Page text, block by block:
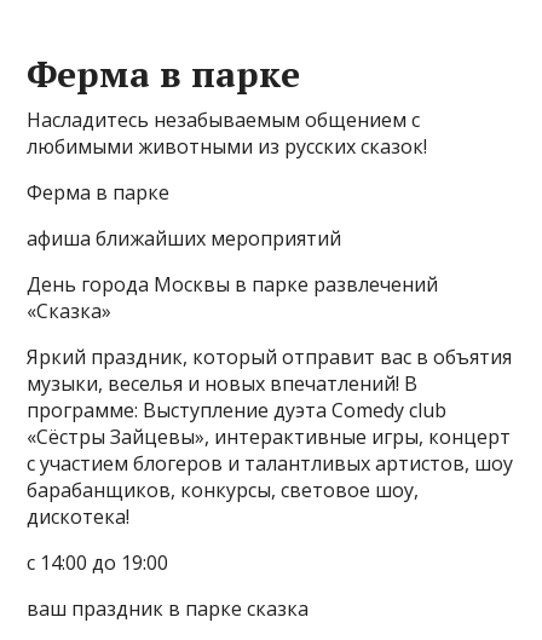
Ферма в парке
Насладитесь незабываемым общением с
любимыми животными из русских сказок!
Ферма в парке
афиша ближайших мероприятий
День города Москвы в парке развлечений
«Сказка»
Яркий праздник, который отправит вас в объятия
музыки, веселья и новых впечатлений! В
программе: Выступление дуэта Comedy сlub
«Сёстры Зайцевы», интерактивные игры, концерт
с участием блогеров и талантливых артистов, шоу
барабанщиков, конкурсы, световое шоу,
дискотека!
с 14:00 до 19:00
ваш праздник в парке сказка